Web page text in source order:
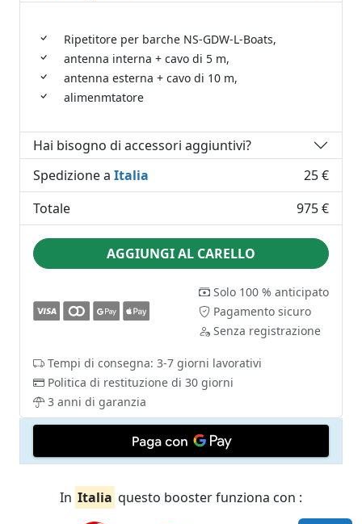
Ripetitore per barche NS-GDW-L-Boats,
antenna interna + cavo di 5 m,
antenna esterna + cavo di 10 m,
alimenmtatore
Hai bisogno di accessori aggiuntivi?
Spedizione a Italia
25 €
Totale
975 €
AGGIUNGI AL CARELLO
Solo 100 % anticipato
Pagamento sicuro
Senza registrazione
Tempi di consegna: 3-7 giorni lavorativi
Politica di restituzione di 30 giorni
3 anni di garanzia
In Italia questo booster funziona con :